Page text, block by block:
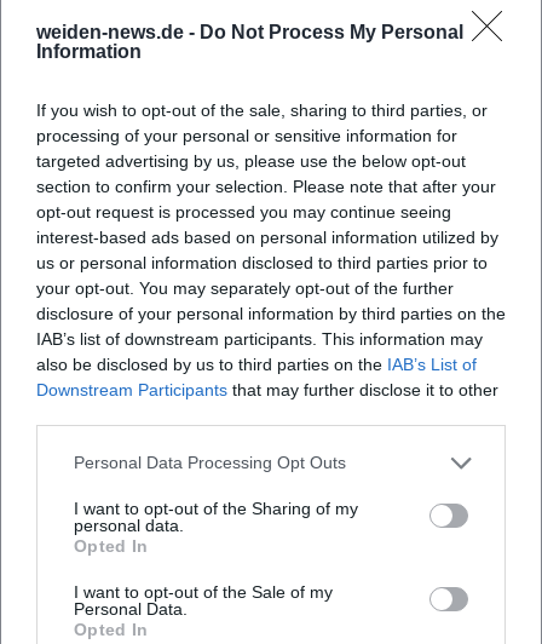
weiden-news.de - Do Not Process My Personal
Information
If you wish to opt-out of the sale, sharing to third parties, or
processing of your personal or sensitive information for
targeted advertising by us, please use the below opt-out
section to confirm your selection. Please note that after your
opt-out request is processed you may continue seeing
interest-based ads based on personal information utilized by
us or personal information disclosed to third parties prior to
your opt-out. You may separately opt-out of the further
disclosure of your personal information by third parties on the
IAB’s list of downstream participants. This information may
also be disclosed by us to third parties on the IAB’s List of
Downstream Participants that may further disclose it to other
Personal Data Processing Opt Outs
I want to opt-out of the Sharing of my
personal data.
Opted In
I want to opt-out of the Sale of my
Personal Data.
Opted In
konsequente Formarbeit verleiht dem Programm einen
Albumcharakter: Das Publikum erlebt ein geschlossenes
([angela-ascher.de](https://angela-ascher.de/?
utm_source=openai))
Filmografie (Auswahl) und Resonanz
Als Darstellerin blickt Ascher auf eine umfangreiche
Filmografie: von frühen TV-Arbeiten (Die Feuerengel) über
Serienklassiker (SOKO-Formate, In aller Freundschaft) bis
zu jüngeren Produktionen wie Oktoberfest 1900, Über Land
und Daheim in den Bergen. Kritische Rezeption und
Senderplattformen verweisen auf ihre Vielseitigkeit
zwischen Drama und Komödie. Die BR-Abendschau stellte
2024 ihren Solowechsel vor – ein dokumentierter Moment,
(https://de.wikipedia.org/wiki/Angela_Ascher))
Kultureller Einfluss: Starke Frauenrollen, bayerischer Ton,
universelle Themen
Themen zu Figuren, die regionale Authentizität mit breiter
Anschlussfähigkeit vereinen. Ihre Rollen zeigen